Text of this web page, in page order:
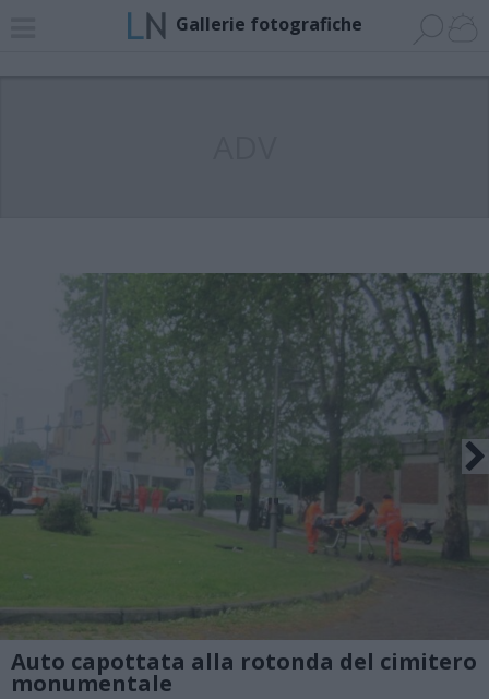
Gallerie fotografiche
Auto capottata alla rotonda del cimitero
monumentale